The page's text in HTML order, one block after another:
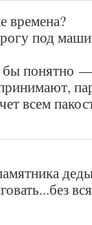
времена?
под
бы понятно
всем